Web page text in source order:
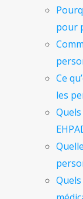
pour
Ce
les